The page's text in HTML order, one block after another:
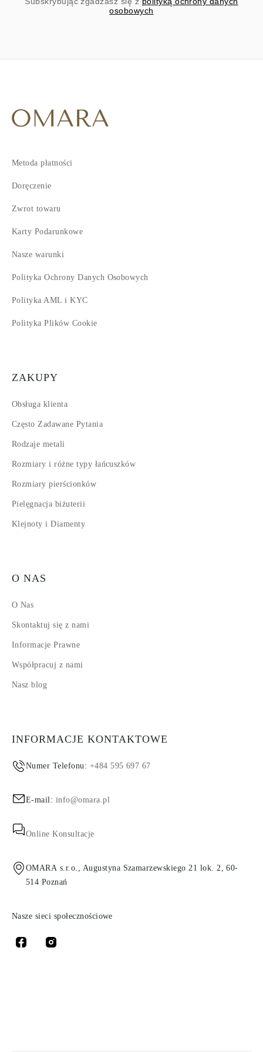
osobowych
Metoda płatności
Doręczenie
Zwrot towaru
Karty Podarunkowe
Nasze warunki
Polityka Ochrony Danych Osobowych
Polityka AML i KYC
Polityka Plików Cookie
ZAKUPY
Obsługa klienta
Często Zadawane Pytania
Rodzaje metali
Rozmiary i różne typy łańcuszków
Rozmiary pierścionków
Pielęgnacja biżuterii
Klejnoty i Diamenty
O NAS
O Nas
Skontaktuj się z nami
Informacje Prawne
Współpracuj z nami
Nasz blog
INFORMACJE KONTAKTOWE
Numer Telefonu: +484 595 697 67
E-mail: info@omara.pl
Online Konsultacje
OMARA s.r.o., Augustyna Szamarzewskiego 21 lok. 2, 60-
514 Poznań
Nasze sieci społecznościowe